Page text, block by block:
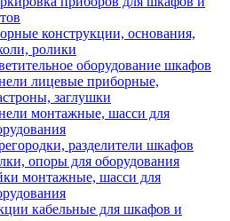
конструкции, основания,
ролики
оборудование шкафов
лицевые приборные,
заглушки
монтажные, шасси для
разделители шкафов
опоры для оборудования
монтажные, шасси для
кабельные для шкафов и